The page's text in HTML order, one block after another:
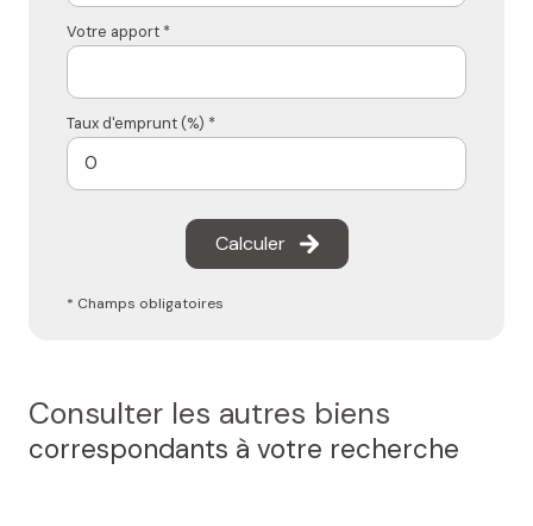
Votre apport *
Taux d'emprunt (%) *
Calculer
* Champs obligatoires
Consulter les autres biens
correspondants à votre recherche